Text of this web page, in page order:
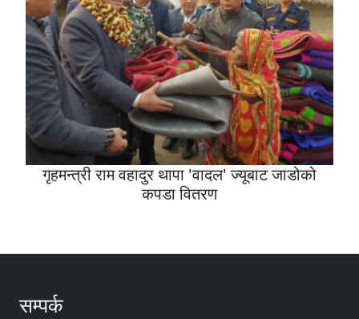
गृहमन्त्री राम वहादुर थापा 'वादल' ज्यूबाट जाडोको
कपडा वितरण
सम्पर्क